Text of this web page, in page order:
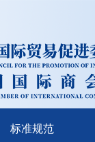
标准规范